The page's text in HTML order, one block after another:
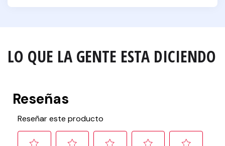
LO QUE LA GENTE ESTA DICIENDO